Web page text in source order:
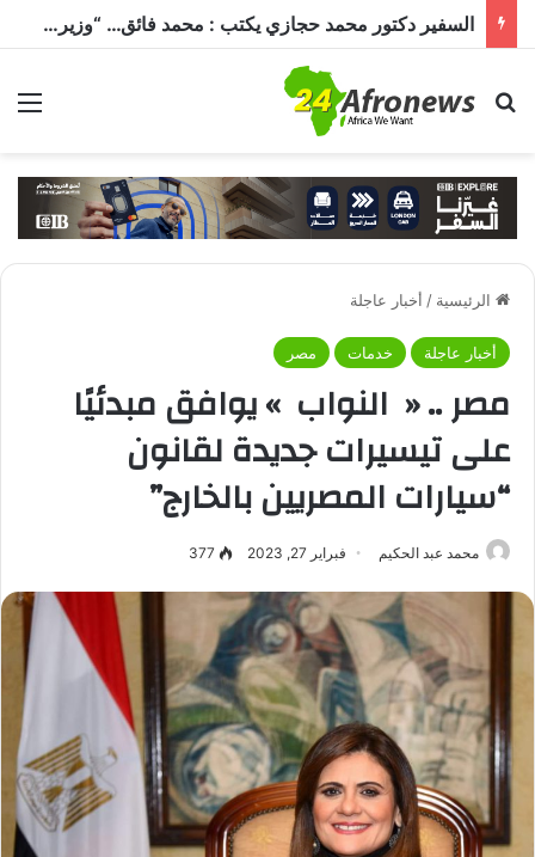
السفير دكتور محمد حجازي يكتب : محمد فائق… “وزير إفريقيا” الذي حمل رسالة القاهرة إلى القارة السمراء
بحث عن
الرئيسية / أخبار عاجلة
أخبار عاجلة خدمات مصر
مصر .. « النواب » يوافق مبدئيًا
على تيسيرات جديدة لقانون
“سيارات المصريين بالخارج”
محمد عبد الحكيم فبراير 27, 2023 377